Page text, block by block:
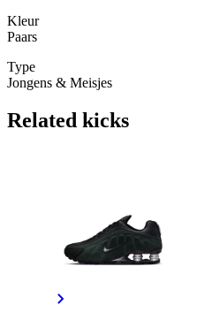
Kleur
Paars
Type
Jongens & Meisjes
Related kicks